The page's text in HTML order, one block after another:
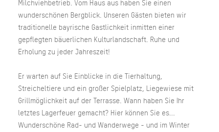
Milchviehbetrieb. Vom Haus aus haben Sie einen
wunderschönen Bergblick. Unseren Gästen bieten wir
traditionelle bayrische Gastlichkeit inmitten einer
gepflegten bäuerlichen Kulturlandschaft. Ruhe und
Erholung zu jeder Jahreszeit!
Er warten auf Sie Einblicke in die Tierhaltung,
Streicheltiere und ein großer Spielplatz, Liegewiese mit
Grillmöglichkeit auf der Terrasse. Wann haben Sie Ihr
letztes Lagerfeuer gemacht? Hier können Sie es...
Wunderschöne Rad- und Wanderwege - und im Winter